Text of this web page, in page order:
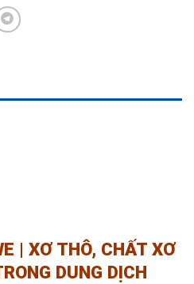
| XƠ THÔ, CHẤT XƠ
DUNG DỊCH